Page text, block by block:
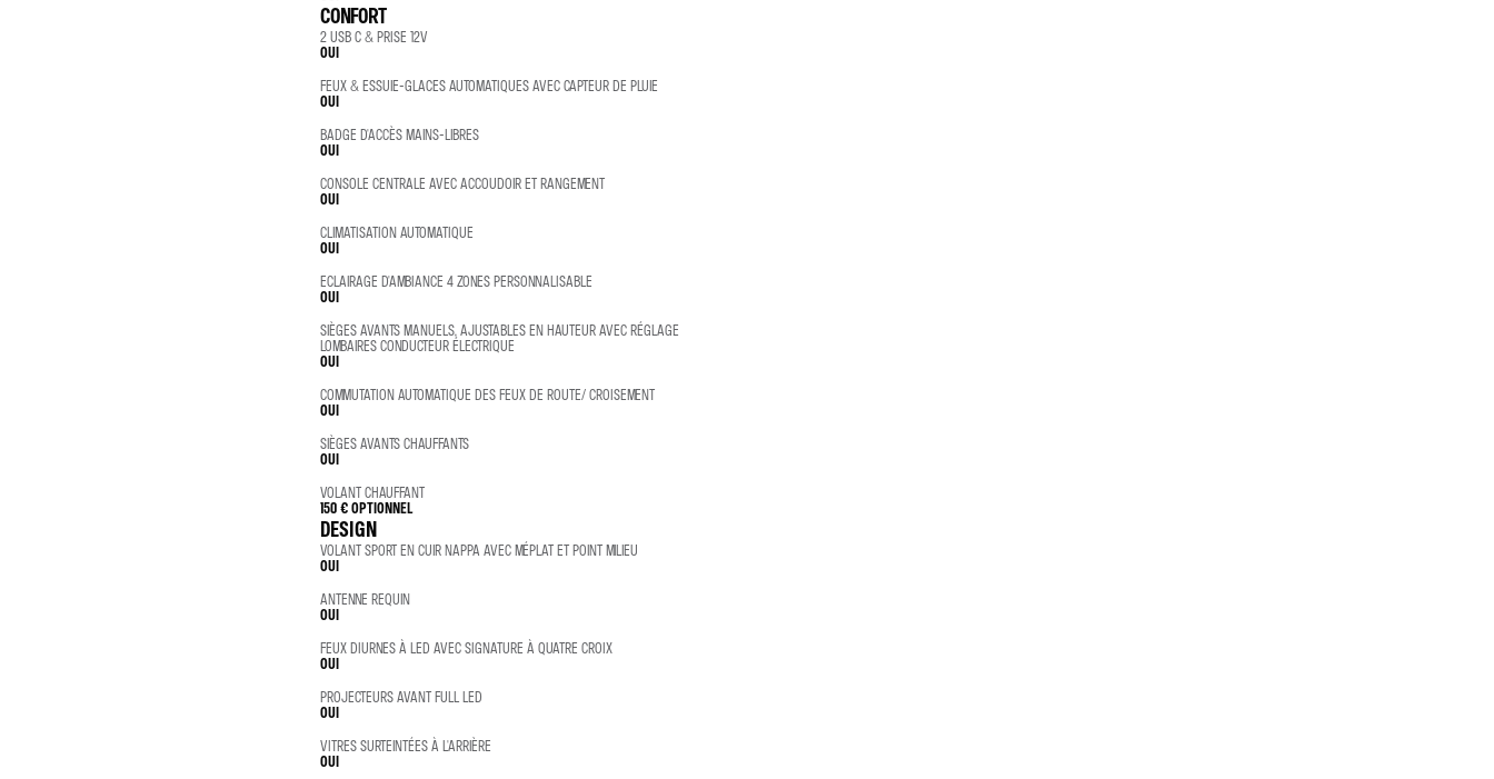
CONFORT
2 USB C & PRISE 12V
OUI
FEUX & ESSUIE-GLACES AUTOMATIQUES AVEC CAPTEUR DE PLUIE
OUI
BADGE D'ACCÈS MAINS-LIBRES
OUI
CONSOLE CENTRALE AVEC ACCOUDOIR ET RANGEMENT
OUI
CLIMATISATION AUTOMATIQUE
OUI
ECLAIRAGE D'AMBIANCE 4 ZONES PERSONNALISABLE
OUI
SIÈGES AVANTS MANUELS, AJUSTABLES EN HAUTEUR AVEC RÉGLAGE
LOMBAIRES CONDUCTEUR ÉLECTRIQUE
OUI
COMMUTATION AUTOMATIQUE DES FEUX DE ROUTE/ CROISEMENT
OUI
SIÈGES AVANTS CHAUFFANTS
OUI
VOLANT CHAUFFANT
150 €OPTIONNEL
DESIGN
VOLANT SPORT EN CUIR NAPPA AVEC MÉPLAT ET POINT MILIEU
OUI
ANTENNE REQUIN
OUI
FEUX DIURNES À LED AVEC SIGNATURE À QUATRE CROIX
OUI
PROJECTEURS AVANT FULL LED
OUI
VITRES SURTEINTÉES À L'ARRIÈRE
OUI